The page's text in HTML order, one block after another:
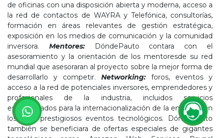
de oficinas con una disposición abierta y moderna, acceso a
la red de contactos de WAYRA y Telefónica, consultorías,
formación en áreas relevantes de gestión estratégica,
exposición en los medios de comunicación y la comunidad
inversora. Mentores:
DóndePauto contara con el
asesoramiento y la orientación de los mentoresde su red
mundial que asesoraran al proyecto sobre la mejor forma de
desarrollarlo y competir. Networking: foros, eventos y
acceso a la red de potenciales inversores, emprendedores y
profesionales de la industria, incluidos servicios
especializados para la internacionalización de la empresa en
los más prestigiosos eventos tecnológicos. DóndePauto
también se beneficiara de ofertas especiales de gigantes